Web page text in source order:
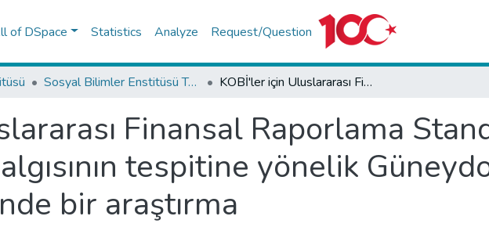
of DSpace Statistics Analyze Request/Question
Sosyal Bilimler Enstitüsü Tez Koleksiyonu KOBİ'ler için Uluslararası Finansal Raporlama Standartlarının uygulanabilirliği algısının tespitine yönelik Güneydoğu Anadolu Bölgesinde bir araştırma
Finansal Raporlama
tespitine yönelik
bir araştırma